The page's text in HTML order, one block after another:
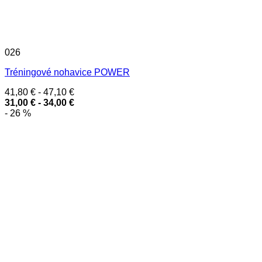
026
Tréningové nohavice POWER
41,80 € - 47,10 €
31,00 € - 34,00 €
- 26 %